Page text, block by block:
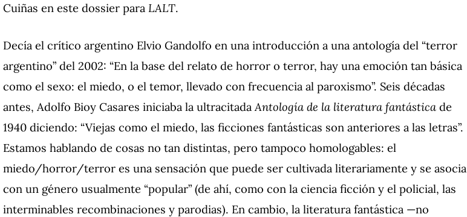
Cuiñas en este dossier para LALT.
Decía el crítico argentino Elvio Gandolfo en una introducción a una antología del “terror
argentino” del 2002: “En la base del relato de horror o terror, hay una emoción tan básica
como el sexo: el miedo, o el temor, llevado con frecuencia al paroxismo”. Seis décadas
antes, Adolfo Bioy Casares iniciaba la ultracitadaAntología de la literatura fantástica de
1940 diciendo: “Viejas como el miedo, las ficciones fantásticas son anteriores a las letras”.
Estamos hablando de cosas no tan distintas, pero tampoco homologables: el
miedo/horror/terror es una sensación que puede ser cultivada literariamente y se asocia
con un género usualmente “popular” (de ahí, como con la ciencia ficción y el policial, las
interminables recombinaciones y parodias). En cambio, la literatura fantástica —no